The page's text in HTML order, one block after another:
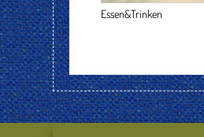
Essen&Trinken